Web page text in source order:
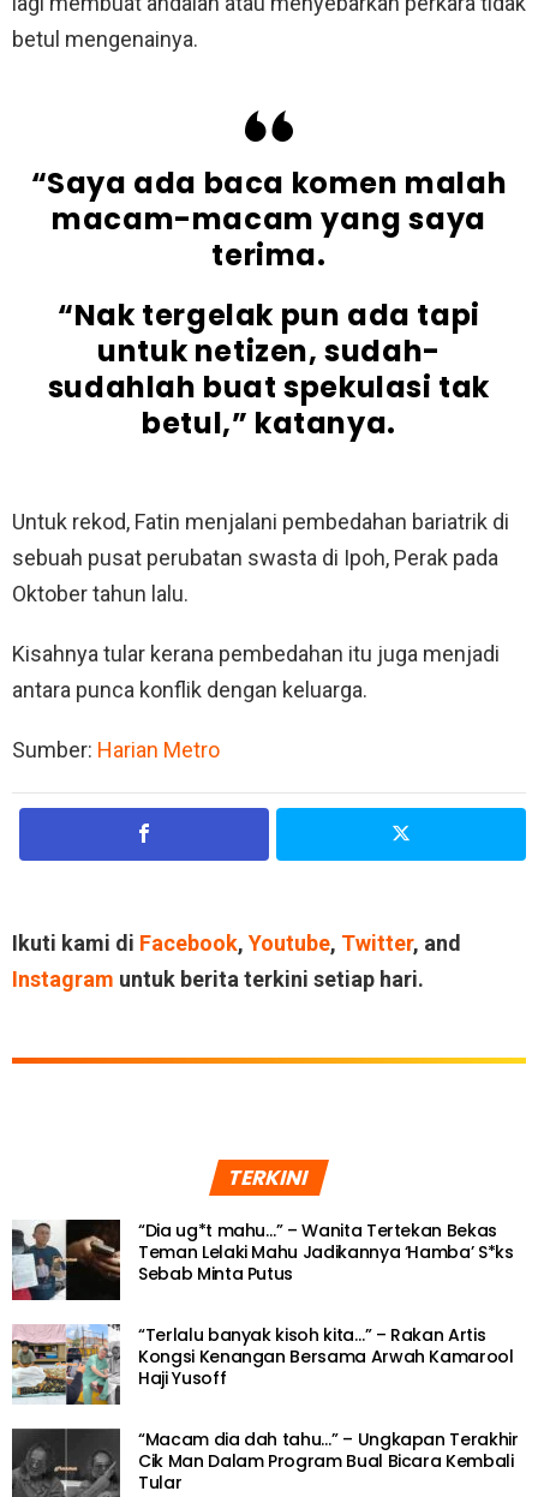
betul mengenainya.
“Saya ada baca komen malah
macam-macam yang saya
terima.
“Nak tergelak pun ada tapi
untuk netizen, sudah-
sudahlah buat spekulasi tak
betul,” katanya.
Untuk rekod, Fatin menjalani pembedahan bariatrik di
sebuah pusat perubatan swasta di Ipoh, Perak pada
Oktober tahun lalu.
Kisahnya tular kerana pembedahan itu juga menjadi
antara punca konflik dengan keluarga.
Sumber: Harian Metro
Ikuti kami di Facebook, Youtube, Twitter, and
Instagram untuk berita terkini setiap hari.
TERKINI
“Dia ug*t mahu…” – Wanita Tertekan Bekas
Teman Lelaki Mahu Jadikannya ‘Hamba’ S*ks
Sebab Minta Putus
“Terlalu banyak kisoh kita…” – Rakan Artis
Kongsi Kenangan Bersama Arwah Kamarool
Haji Yusoff
“Macam dia dah tahu…” – Ungkapan Terakhir
Cik Man Dalam Program Bual Bicara Kembali
Tular